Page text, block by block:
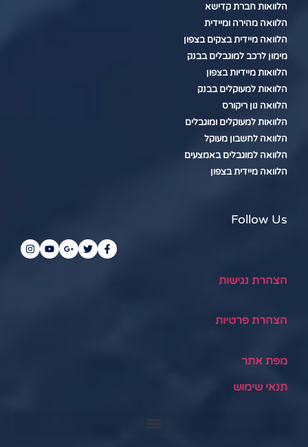
הלוואות חברת קדישא
הלוואה מהירה ומיידית
הלוואה מיידית בצקים בצפון
מימון לרכב למוגבלים בבנק
הלוואות מיידיות בצפון
הלוואות למעוקלים בבנק
הלוואה נון ריקורס
הלוואות למעוקלים ומוגבלים
הלוואה לחשבון מעוקל
הלוואה למוגבלים באמצעים
הלוואה מיידית בצפון
Follow Us
הצהרת נגישות
הצהרת פרטיות
מפת אתר
תנאי שימוש